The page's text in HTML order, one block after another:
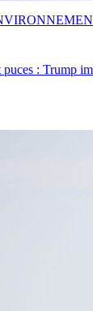
puces : Trump